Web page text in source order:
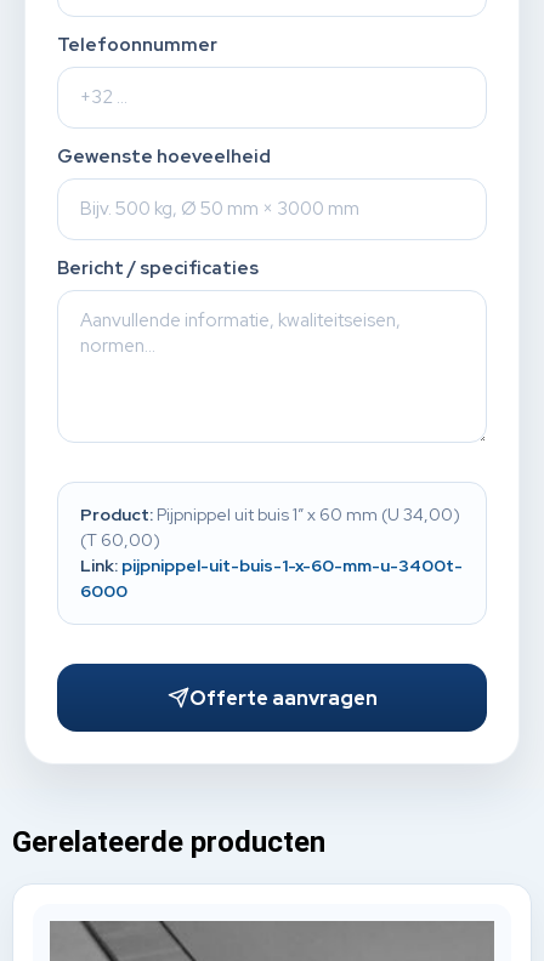
Telefoonnummer
Gewenste hoeveelheid
Bericht / specificaties
Product: Pijpnippel uit buis 1” x 60 mm (U 34,00)
(T 60,00)
Link: pijpnippel-uit-buis-1-x-60-mm-u-3400t-
6000
Offerte aanvragen
Gerelateerde producten